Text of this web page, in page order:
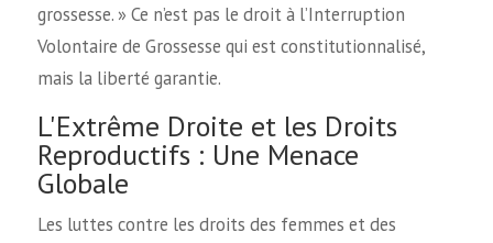
grossesse. » Ce n’est pas le droit à l’Interruption
Volontaire de Grossesse qui est constitutionnalisé,
mais la liberté garantie.
L'Extrême Droite et les Droits
Reproductifs : Une Menace
Globale
Les luttes contre les droits des femmes et des